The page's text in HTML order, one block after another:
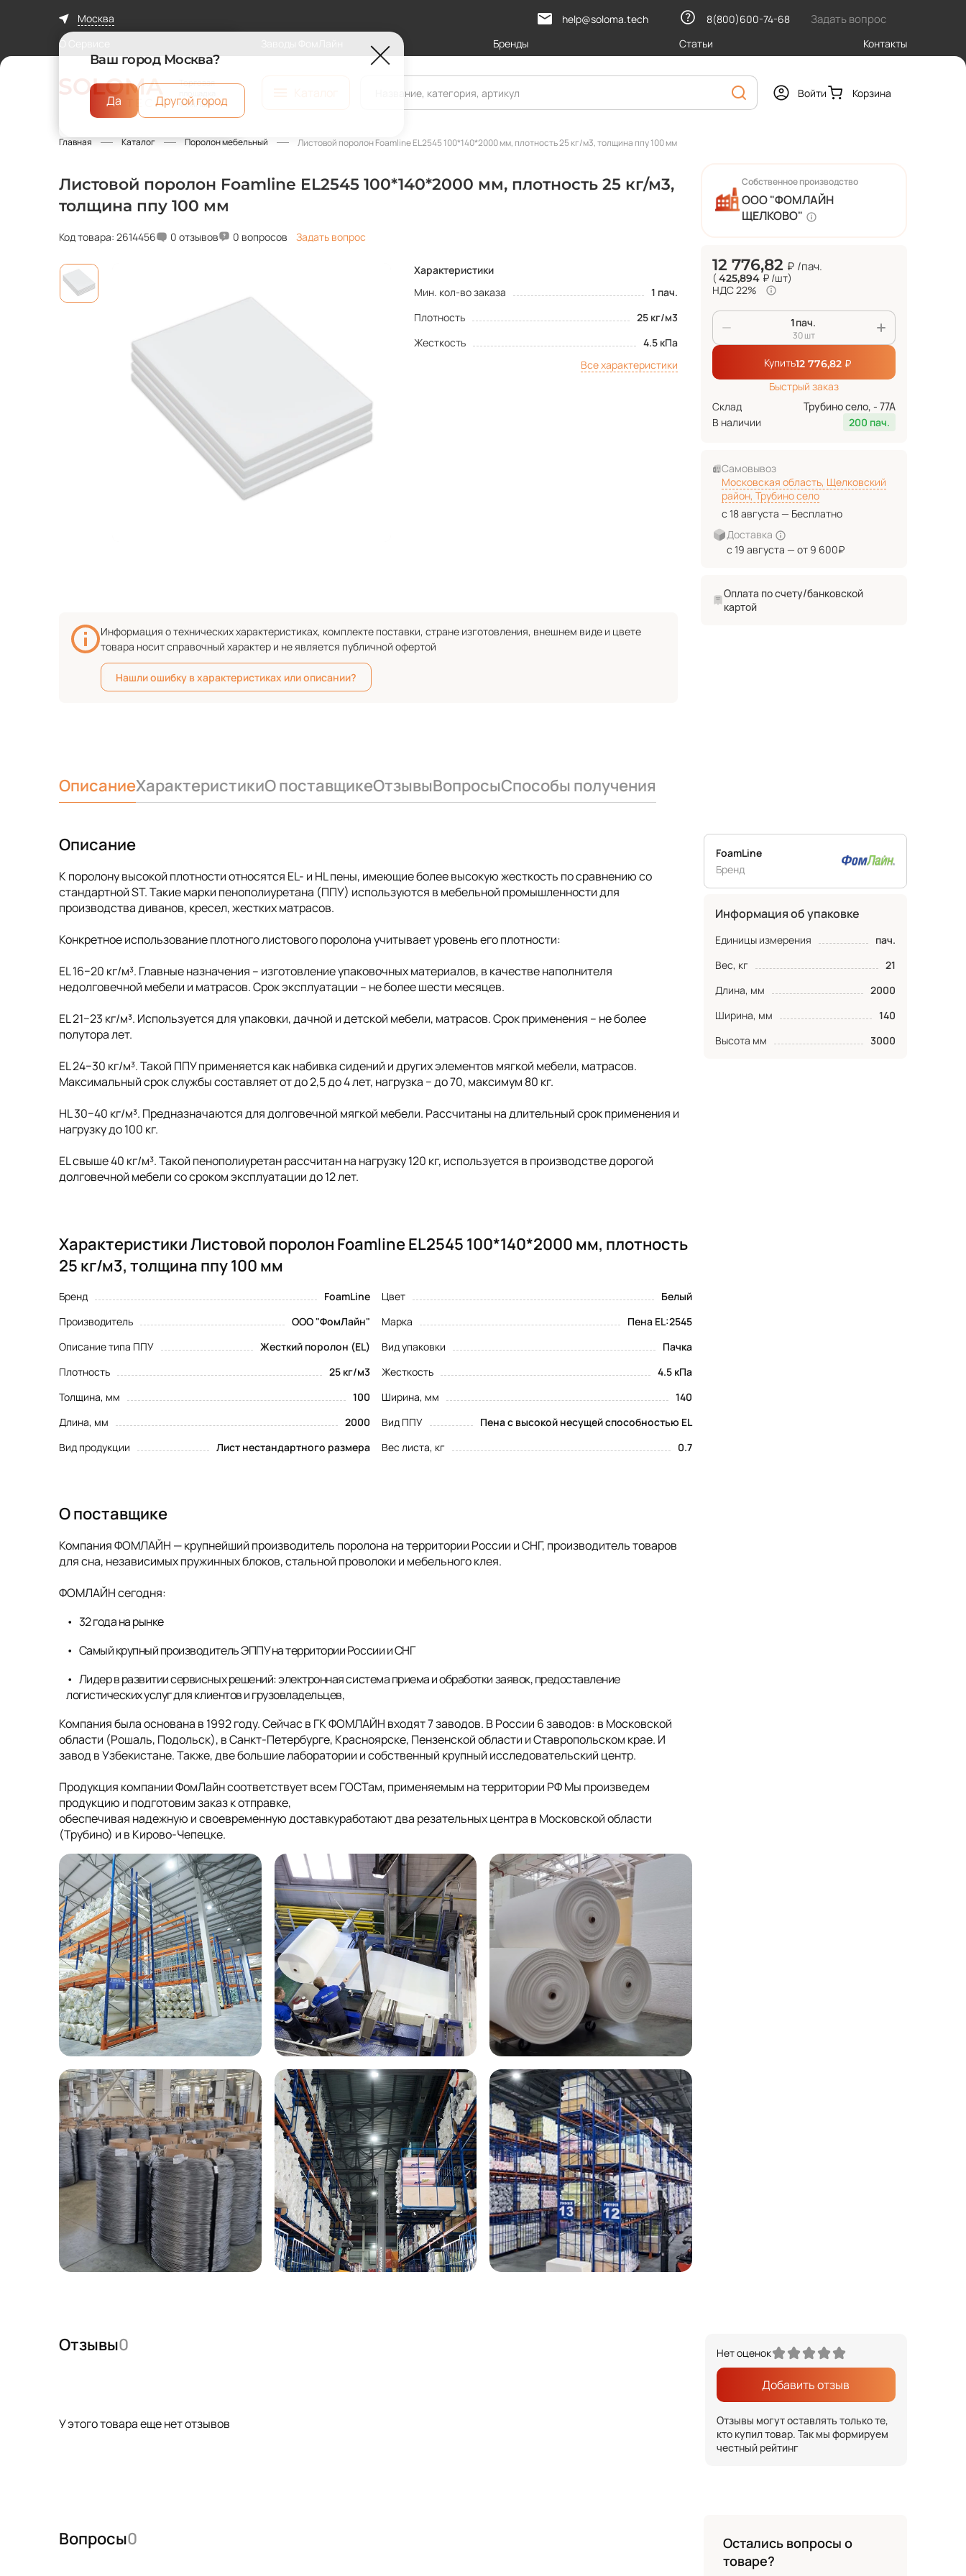
Москва help@soloma.tech 8(800)600-74-68 Задать вопрос
О Сервисе Бренды Статьи Контакты
Торговая
ФомЛайн
Войти Корзина
Главная Каталог Поролон мебельный Листовой поролон Foamline EL2545 100*140*2000 мм, плотность 25 кг/м3, толщина ппу 100 мм
Листовой поролон Foamline EL2545 100*140*2000 мм, плотность 25 кг/м3,
толщина ппу 100 мм
Код товара: 2614456 0 отзывов 0 вопросов Задать вопрос
Характеристики
Мин. кол-во заказа
1 пач.
Плотность
25 кг/м3
Жесткость
4.5 кПа
Все характеристики
Собственное производство
ООО "ФОМЛАЙН
ЩЕЛКОВО"
12 776,82 ₽ /пач.
( 425,894 ₽ /шт)
НДС 22%
пач.
30 шт
Купить12 776,82 ₽
Быстрый заказ
Склад
Трубино село, - 77А
В наличии
200 пач.
Самовывоз
Московская область, Щелковский
район, Трубино село
с 18 августа — Бесплатно
Доставка
с 19 августа — от 9 600₽
Оплата по счету/банковской
картой
Информация о технических характеристиках, комплекте поставки, стране изготовления, внешнем виде и цвете
товара носит справочный характер и не является публичной офертой
Нашли ошибку в характеристиках или описании?
ОписаниеХарактеристикиО поставщикеОтзывыВопросыСпособы получения
Описание
К поролону высокой плотности относятся EL- и HL пены, имеющие более высокую жесткость по сравнению со
стандартной ST. Такие марки пенополиуретана (ППУ) используются в мебельной промышленности для
производства диванов, кресел, жестких матрасов.
Конкретное использование плотного листового поролона учитывает уровень его плотности:
EL 16−20 кг/м³. Главные назначения – изготовление упаковочных материалов, в качестве наполнителя
недолговечной мебели и матрасов. Срок эксплуатации – не более шести месяцев.
EL 21−23 кг/м³. Используется для упаковки, дачной и детской мебели, матрасов. Срок применения – не более
полутора лет.
EL 24−30 кг/м³. Такой ППУ применяется как набивка сидений и других элементов мягкой мебели, матрасов.
Максимальный срок службы составляет от до 2,5 до 4 лет, нагрузка − до 70, максимум 80 кг.
HL 30−40 кг/м³. Предназначаются для долговечной мягкой мебели. Рассчитаны на длительный срок применения и
нагрузку до 100 кг.
EL свыше 40 кг/м³. Такой пенополиуретан рассчитан на нагрузку 120 кг, используется в производстве дорогой
долговечной мебели со сроком эксплуатации до 12 лет.
Характеристики Листовой поролон Foamline EL2545 100*140*2000 мм, плотность
25 кг/м3, толщина ппу 100 мм
Бренд FoamLine Цвет
Белый
Производитель
ООО "ФомЛайн" Марка
Пена EL:2545
Описание типа ППУ
Жесткий поролон (EL) Вид упаковки
Пачка
Плотность
25 кг/м3 Жесткость
4.5 кПа
Толщина, мм
100 Ширина, мм
140
Длина, мм
2000 Вид ППУ
Пена с высокой несущей способностью EL
Вид продукции
Лист нестандартного размера Вес листа, кг 0.7
О поставщике
Компания ФОМЛАЙН — крупнейший производитель поролона на территории России и СНГ, производитель товаров
для сна, независимых пружинных блоков, стальной проволоки и мебельного клея.
ФОМЛАЙН сегодня:
32 года на рынке
Самый крупный производитель ЭППУ на территории России и СНГ
Лидер в развитии сервисных решений: электронная система приема и обработки заявок, предоставление
логистических услуг для клиентов и грузовладельцев,
Компания была основана в 1992 году. Сейчас в ГК ФОМЛАЙН входят 7 заводов. В России 6 заводов: в Московской
области (Рошаль, Подольск), в Санкт-Петербурге, Красноярске, Пензенской области и Ставропольском крае. И
завод в Узбекистане. Также, две большие лаборатории и собственный крупный исследовательский центр.
Продукция компании ФомЛайн соответствует всем ГОСТам, применяемым на территории РФ Мы произведем
продукцию и подготовим заказ к отправке,
обеспечивая надежную и своевременную доставкуработают два резательных центра в Московской области
(Трубино) и в Кирово-Чепецке.
FoamLine
Бренд
Информация об упаковке
Единицы измерения
пач.
Вес, кг
21
Длина, мм
2000
Ширина, мм
140
Высота мм
3000
Отзывы0
У этого товара еще нет отзывов
Нет оценок
Добавить отзыв
Отзывы могут оставлять только те,
кто купил товар. Так мы формируем
честный рейтинг
Вопросы0
Остались вопросы о
товаре?
Ваш город Москва?
Да Другой город